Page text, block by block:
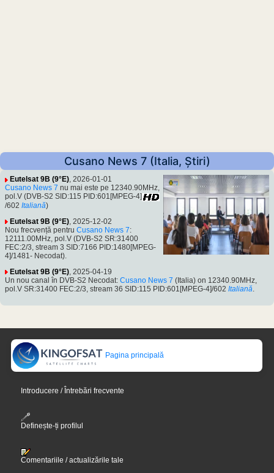
Cusano News 7 (Italia, Știri)
Eutelsat 9B (9°E), 2026-01-01
Cusano News 7 nu mai este pe 12340.90MHz,
pol.V (DVB-S2 SID:115 PID:601[MPEG-4]
/602 Italiană)
Eutelsat 9B (9°E) , 2025-12-02
Nou frecvență pentru Cusano News 7:
12111.00MHz, pol.V (DVB-S2 SR:31400
FEC:2/3, stream 3 SID:7166 PID:1480[MPEG-
4]/1481- Necodat).
Eutelsat 9B (9°E) , 2025-04-19
Un nou canal în DVB-S2 Necodat: Cusano News 7 (Italia) on 12340.90MHz,
pol.V SR:31400 FEC:2/3, stream 36 SID:115 PID:601[MPEG-4]/602 Italiană
Pagina principală
Introducere / Întrebări frecvente
Definește-ți profilul
Comentariile / actualizările tale